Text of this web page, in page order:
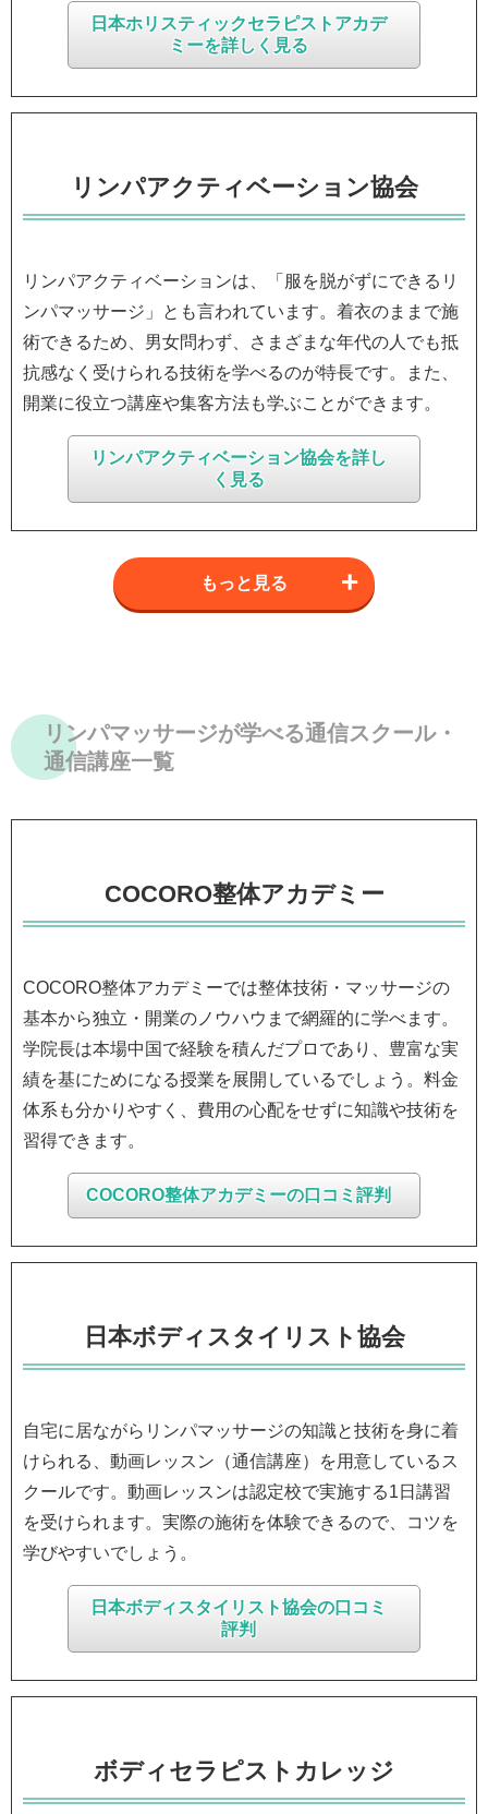
日本ホリスティックセラピストアカデ
ミーを詳しく見る
リンパアクティベーション協会
リンパアクティベーションは、「服を脱がずにできるリ
ンパマッサージ」とも言われています。着衣のままで施
術できるため、男女問わず、さまざまな年代の人でも抵
抗感なく受けられる技術を学べるのが特長です。また、
開業に役立つ講座や集客方法も学ぶことができます。
リンパアクティベーション協会を詳し
く見る
もっと見る
リンパマッサージが学べる通信スクール・
通信講座一覧
COCORO整体アカデミー
COCORO整体アカデミーでは整体技術・マッサージの
基本から独立・開業のノウハウまで網羅的に学べます。
学院長は本場中国で経験を積んだプロであり、豊富な実
績を基にためになる授業を展開しているでしょう。料金
体系も分かりやすく、費用の心配をせずに知識や技術を
習得できます。
COCORO整体アカデミーの口コミ評判
日本ボディスタイリスト協会
自宅に居ながらリンパマッサージの知識と技術を身に着
けられる、動画レッスン（通信講座）を用意しているス
クールです。動画レッスンは認定校で実施する1日講習
を受けられます。実際の施術を体験できるので、コツを
学びやすいでしょう。
日本ボディスタイリスト協会の口コミ
評判
ボディセラピストカレッジ